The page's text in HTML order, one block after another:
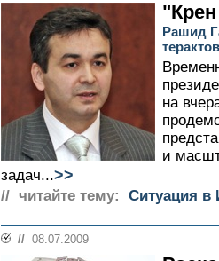
Рашид
на
и
задач...>>
// читайте тему: Ситуация в
// 08.07.2009